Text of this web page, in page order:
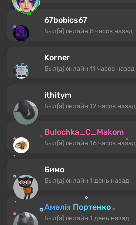
67bobics67
Был(а) онлайн 8 часов назад
Korner
Был(а) онлайн 11 часов назад
ithitym
Был(а) онлайн 12 часов назад
Bulochka_C_Makom
Был(а) онлайн 16 часов назад
Бимо
Был(а) онлайн 1 день назад
Амелія Портенко
Был(а) онлайн 1 день назад